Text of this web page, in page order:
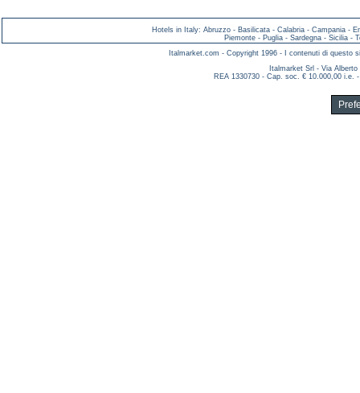
Hotels in Italy: Abruzzo - Basilicata - Calabria - Campania -
Piemonte- Puglia- Sardegna- Sicilia-
Italmarket.com - Copyright 1996 - I contenuti di questo
Italmarket Srl - Via
REA 1330730 - Cap. soc. € 10.000,00 i.e.